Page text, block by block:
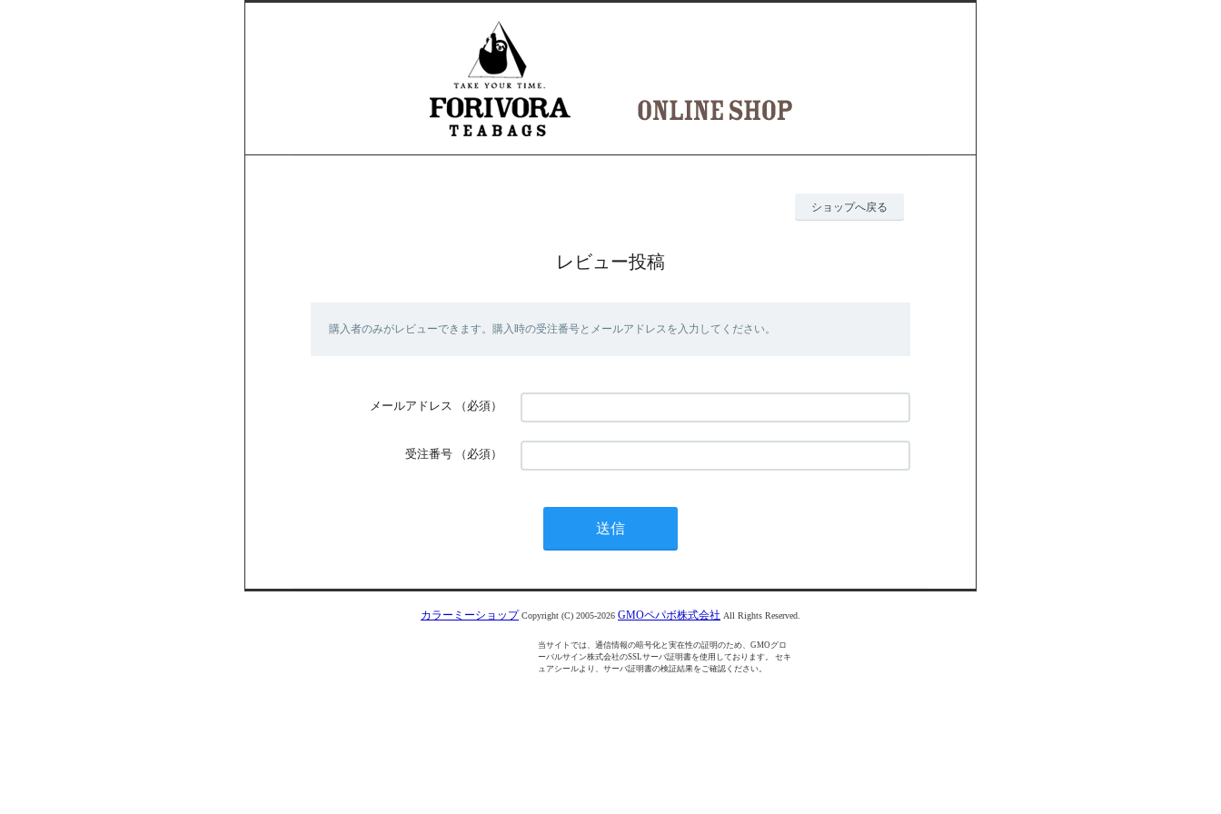
ショップへ戻る
レビュー投稿
購入者のみがレビューできます。購入時の受注番号とメールアドレスを入力してください。
メールアドレス （必須）
受注番号 （必須）
カラーミーショップ Copyright (C) 2005-2026 GMOペパボ株式会社 All Rights Reserved.
当サイトでは、通信情報の暗号化と実在性の証明のため、GMOグロ
ーバルサイン株式会社のSSLサーバ証明書を使用しております。 セキ
ュアシールより、サーバ証明書の検証結果をご確認ください。